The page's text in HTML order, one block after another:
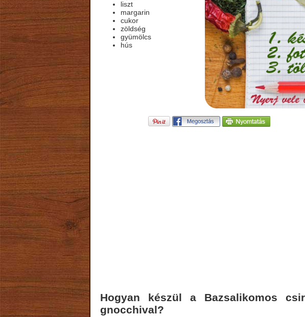
liszt
margarin
cukor
zöldség
gyümölcs
hús
Hogyan készül a Bazsalikomos
gnocchival?